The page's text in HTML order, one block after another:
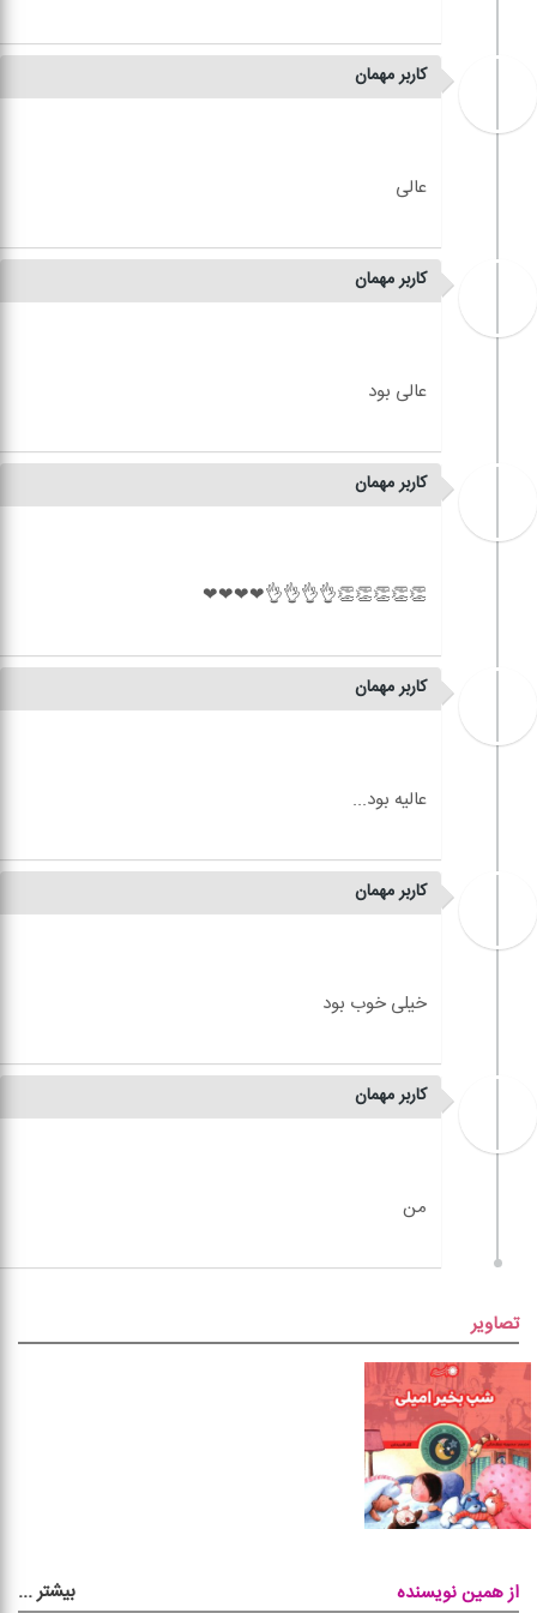
کاربر مهمان
کاربر مهمان
کاربر مهمان
کاربر مهمان
کاربر مهمان
کاربر مهمان
تصاویر
از همین نویسنده بیشتر...